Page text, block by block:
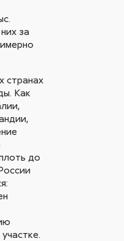
за
странах
Как
до